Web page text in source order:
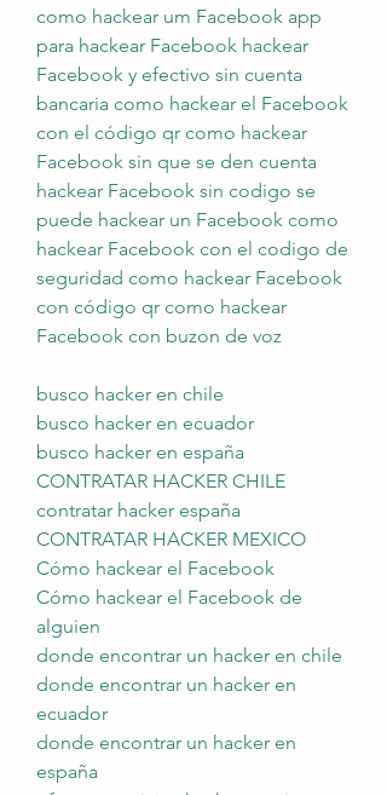
como hackear um Facebook app
para hackear Facebook hackear
Facebook y efectivo sin cuenta
bancaria como hackear el Facebook
con el código qr como hackear
Facebook sin que se den cuenta
hackear Facebook sin codigo se
puede hackear un Facebook como
hackear Facebook con el codigo de
seguridad como hackear Facebook
con código qr como hackear
Facebook con buzon de voz
busco hacker en chile
busco hacker en ecuador
busco hacker en españa
CONTRATAR HACKER CHILE
contratar hacker españa
CONTRATAR HACKER MEXICO
Cómo hackear el Facebook
Cómo hackear el Facebook de
alguien
donde encontrar un hacker en chile
donde encontrar un hacker en
ecuador
donde encontrar un hacker en
españa